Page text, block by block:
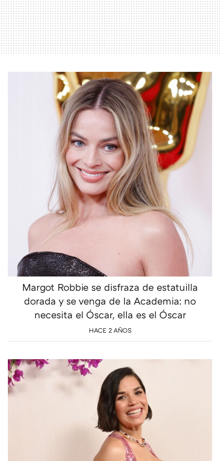
Margot Robbie se disfraza de estatuilla
dorada y se venga de la Academia: no
necesita el Óscar, ella es el Óscar
HACE 2 AÑOS